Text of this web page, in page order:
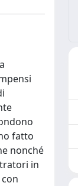
fatto
nonché
in